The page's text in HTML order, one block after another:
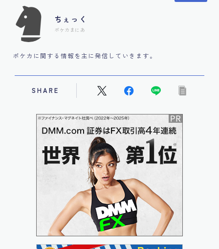
ちぇっく
ポケカまにあ
ポケカに関する情報を主に発信していきます。
SHARE